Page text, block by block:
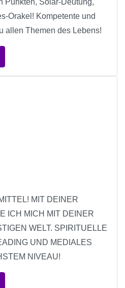
Punkten, Solar-Deutung,
Orakel! Kompetente und
allen Themen des Lebens!
MIT DEINER
ICH MICH MIT DEINER
WELT. SPIRITUELLE
UND MEDIALES
NIVEAU!